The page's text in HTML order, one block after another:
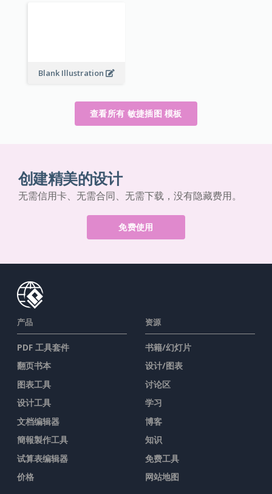
Blank Illustration
查看所有 敏捷插图 模板
创建精美的设计
无需信用卡、无需合同、无需下载，没有隐藏费用。
免费使用
产品
PDF 工具套件
翻页书本
图表工具
设计工具
文档编辑器
簡報製作工具
试算表编辑器
价格
资源
书籍/幻灯片
设计/图表
讨论区
学习
博客
知识
免费工具
网站地图